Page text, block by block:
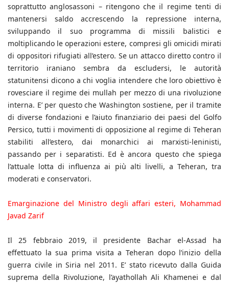
soprattutto anglosassoni – ritengono che il regime tenti di
mantenersi saldo accrescendo la repressione interna,
sviluppando il suo programma di missili balistici e
moltiplicando le operazioni estere, compresi gli omicidi mirati
di oppositori rifugiati all’estero. Se un attacco diretto contro il
territorio iraniano sembra da escludersi, le autorità
statunitensi dicono a chi voglia intendere che loro obiettivo è
rovesciare il regime dei mullah per mezzo di una rivoluzione
interna. E’ per questo che Washington sostiene, per il tramite
di diverse fondazioni e l’aiuto finanziario dei paesi del Golfo
Persico, tutti i movimenti di opposizione al regime di Teheran
stabiliti all’estero, dai monarchici ai marxisti-leninisti,
passando per i separatisti. Ed è ancora questo che spiega
l’attuale lotta di influenza ai più alti livelli, a Teheran, tra
moderati e conservatori.
Emarginazione del Ministro degli affari esteri, Mohammad
Javad Zarif
Il 25 febbraio 2019, il presidente Bachar el-Assad ha
effettuato la sua prima visita a Teheran dopo l’inizio della
guerra civile in Siria nel 2011. E’ stato ricevuto dalla Guida
suprema della Rivoluzione, l’ayathollah Ali Khamenei e dal